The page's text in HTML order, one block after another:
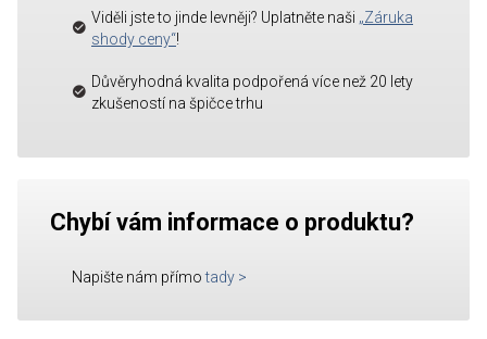
Viděli jste to jinde levněji? Uplatněte naši „Záruka
shody ceny“!
Důvěryhodná kvalita podpořená více než 20 lety
zkušeností na špičce trhu
Chybí vám informace o produktu?
Napište nám přímo tady >